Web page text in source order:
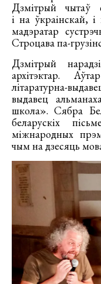
Дзмітрый чытаў
і на ўкраінскай,
мадэратар
Строцава па-
Дзмітрый
архітэктар.
літаратурна-
выдавец
школа». Сябра
беларускіх
міжнародных
чым на дзесяць